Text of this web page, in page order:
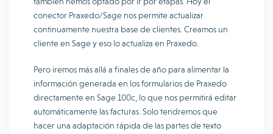
conector Praxedo/Sage nos permite actualizar
continuamente nuestra base de clientes. Creamos un
cliente en Sage y eso lo actualiza en Praxedo.
Pero iremos más allá a finales de año para alimentar la
información generada en los formularios de Praxedo
directamente en Sage 100c, lo que nos permitirá editar
automáticamente las facturas. Solo tendremos que
hacer una adaptación rápida de las partes de texto